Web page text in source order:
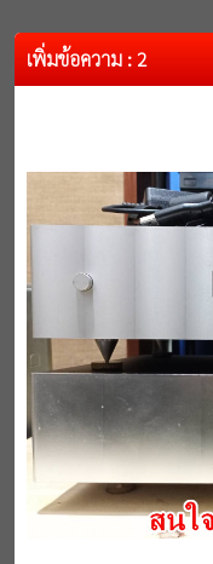
เพิ่มข้อความ : 2